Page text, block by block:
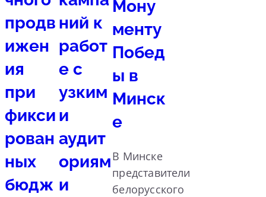
продв
ижен
ия
при
фикси
рован
ных
бюдж
ний к
работ
е с
узким
и
аудит
ориям
и
Мону
менту
Побед
ы в
Минск
е
В Минске
представители
белорусского